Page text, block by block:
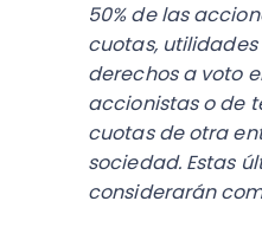
50% de las
cuotas, utilidades
derechos a voto
accionistas o de
cuotas de otra
sociedad. Estas
considerarán